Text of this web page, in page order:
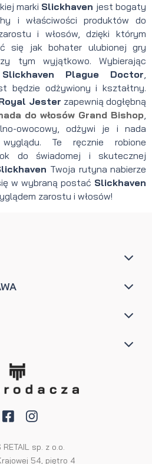
marki Slickhaven jest bogaty
i właściwości produktów do
i włosów, dzięki którym
się jak bohater ulubionej gry
tym wyjątkowo. Wybierając
Plague Doctor,
będzie odżywiony i kształtny.
Jester zapewnią dogłębną
do włosów Grand Bishop,
owocowy, odżywi je i nada
Te ręcznie robione
do świadomej i skutecznej
Twoja rutyna nabierze
w wybraną postać Slickhaven
zarostu i włosów!
RETAIL sp. z o.o.
54, piętro 4